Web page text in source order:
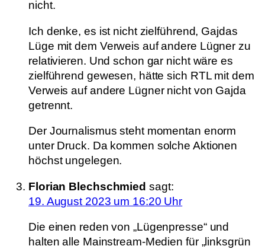
nicht.
Ich denke, es ist nicht zielführend, Gajdas
Lüge mit dem Verweis auf andere Lügner zu
relativieren. Und schon gar nicht wäre es
zielführend gewesen, hätte sich RTL mit dem
Verweis auf andere Lügner nicht von Gajda
getrennt.
Der Journalismus steht momentan enorm
unter Druck. Da kommen solche Aktionen
höchst ungelegen.
Florian Blechschmied sagt:
19. August 2023 um 16:20 Uhr
Die einen reden von „Lügenpresse“ und
halten alle Mainstream-Medien für „linksgrün